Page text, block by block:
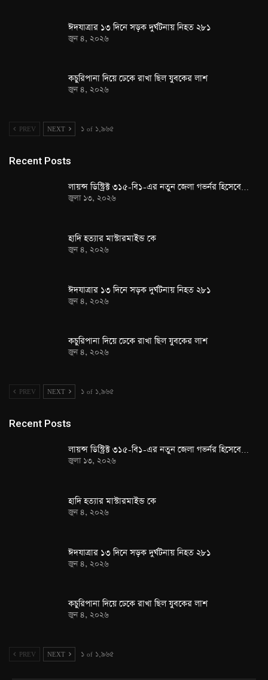
ঈদযাত্রার ১৩ দিনে সড়ক দুর্ঘটনায় নিহত ২৮১
জুন ৪, ২০২৬
কচুরিপানা দিয়ে ঢেকে রাখা ছিল যুবকের লাশ
জুন ৪, ২০২৬
PREV NEXT ১ of ১,৯৬৫
Recent Posts
লায়ন্স ডিস্ট্রিক্ট ৩১৫-বি১-এর নতুন জেলা গভর্নর হিসেবে…
জুলা ১৩, ২০২৬
হাদি হত্যার মাস্টারমাইন্ড কে
জুন ৪, ২০২৬
ঈদযাত্রার ১৩ দিনে সড়ক দুর্ঘটনায় নিহত ২৮১
জুন ৪, ২০২৬
কচুরিপানা দিয়ে ঢেকে রাখা ছিল যুবকের লাশ
জুন ৪, ২০২৬
PREV NEXT ১ of ১,৯৬৫
Recent Posts
লায়ন্স ডিস্ট্রিক্ট ৩১৫-বি১-এর নতুন জেলা গভর্নর হিসেবে…
জুলা ১৩, ২০২৬
হাদি হত্যার মাস্টারমাইন্ড কে
জুন ৪, ২০২৬
ঈদযাত্রার ১৩ দিনে সড়ক দুর্ঘটনায় নিহত ২৮১
জুন ৪, ২০২৬
কচুরিপানা দিয়ে ঢেকে রাখা ছিল যুবকের লাশ
জুন ৪, ২০২৬
PREV NEXT ১ of ১,৯৬৫